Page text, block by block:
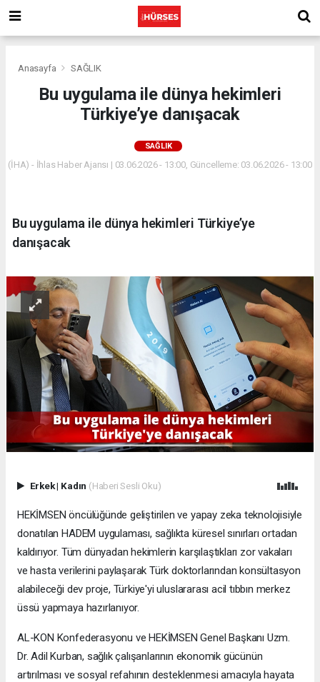
Anasayfa SAĞLIK
Bu uygulama ile dünya hekimleri
Türkiye’ye danışacak
SAĞLIK
(İHA) - İhlas Haber Ajansı | 03.06.2026 - 13:00, Güncelleme: 03.06.2026 - 13:00
Bu uygulama ile dünya hekimleri Türkiye’ye
danışacak
Erkek| Kadın (Haberi Sesli Oku)
HEKİMSEN öncülüğünde geliştirilen ve yapay zeka teknolojisiyle
donatılan HADEM uygulaması, sağlıkta küresel sınırları ortadan
kaldırıyor. Tüm dünyadan hekimlerin karşılaştıkları zor vakaları
ve hasta verilerini paylaşarak Türk doktorlarından konsültasyon
alabileceği dev proje, Türkiye'yi uluslararası acil tıbbın merkez
üssü yapmaya hazırlanıyor.
AL-KON Konfederasyonu ve HEKİMSEN Genel Başkanı Uzm.
Dr. Adil Kurban, sağlık çalışanlarının ekonomik gücünün
artırılması ve sosyal refahının desteklenmesi amacıyla hayata